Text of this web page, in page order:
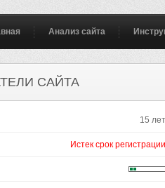
Анализ сайта
САЙТА
15 лет
Истек срок регистрации